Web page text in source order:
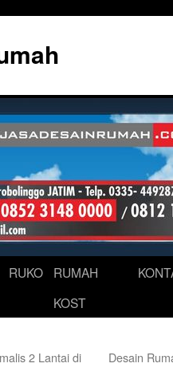
RUKO
RUMAH
KOST
2 Lantai di
Desain